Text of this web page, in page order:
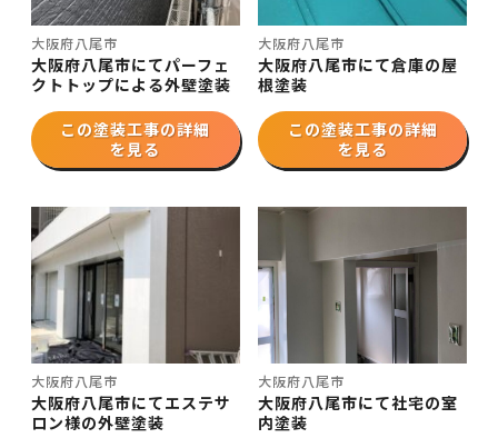
大阪府八尾市
大阪府八尾市にてパーフェ
クトトップによる外壁塗装
この塗装工事の詳細
を見る
大阪府八尾市
大阪府八尾市にて倉庫の屋
根塗装
この塗装工事の詳細
を見る
大阪府八尾市
大阪府八尾市にてエステサ
ロン様の外壁塗装
大阪府八尾市
大阪府八尾市にて社宅の室
内塗装